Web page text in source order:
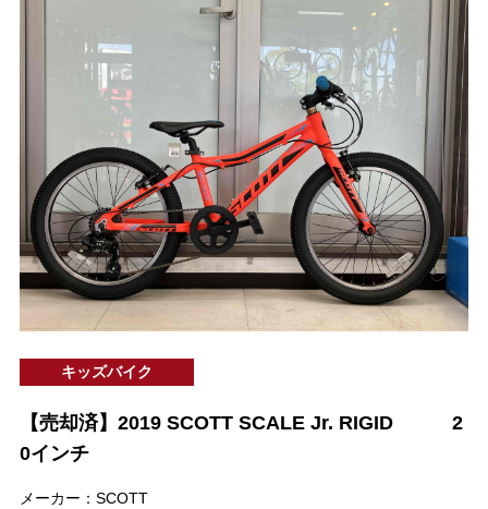
キッズバイク
【売却済】2019 SCOTT SCALE Jr. RIGID 2
0インチ
メーカー：SCOTT